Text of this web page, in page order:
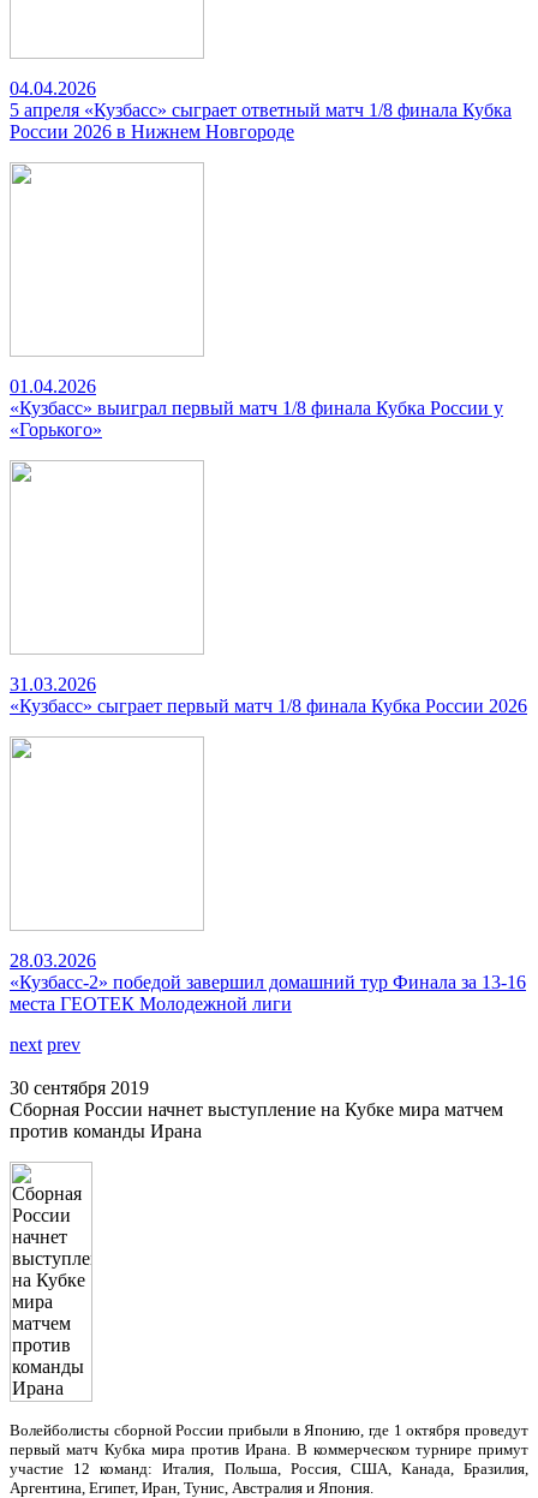
04.04.2026
5 апреля «Кузбасс» сыграет ответный матч 1/8 финала Кубка
России 2026 в Нижнем Новгороде
01.04.2026
«Кузбасс» выиграл первый матч 1/8 финала Кубка России у
«Горького»
31.03.2026
«Кузбасс» сыграет первый матч 1/8 финала Кубка России 2026
28.03.2026
«Кузбасс-2» победой завершил домашний тур Финала за 13-16
места ГЕОТЕК Молодежной лиги
next prev
30 сентября 2019
Сборная России начнет выступление на Кубке мира матчем
против команды Ирана
Волейболисты сборной России прибыли в Японию, где 1 октября проведут
первый матч Кубка мира против Ирана. В коммерческом турнире примут
участие 12 команд: Италия, Польша, Россия, США, Канада, Бразилия,
Аргентина, Египет, Иран, Тунис, Австралия и Япония.